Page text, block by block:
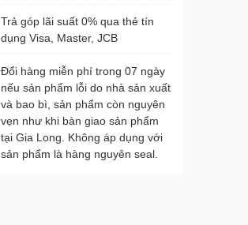
Trả góp lãi suất 0% qua thẻ tín
dụng Visa, Master, JCB
Đổi hàng miễn phí trong 07 ngày
nếu sản phẩm lỗi do nhà sản xuất
và bao bì, sản phẩm còn nguyên
vẹn như khi bàn giao sản phẩm
tại Gia Long. Không áp dụng với
sản phẩm là hàng nguyên seal.